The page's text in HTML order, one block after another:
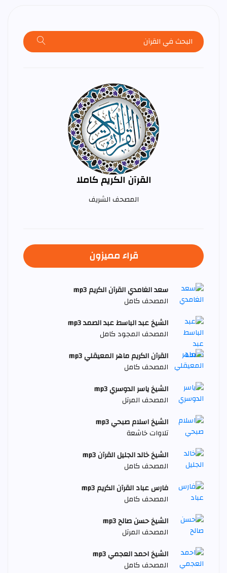
القرآن الكريم كاملا
المصحف الشريف
قراء مميزون
سعد الغامدي القرآن الكريم mp3
المصحف كامل
الشيخ عبد الباسط عبد الصمد mp3
المصحف المجود كامل
القرآن الكريم ماهر المعيقلي mp3
المصحف كامل
الشيخ ياسر الدوسري mp3
المصحف المرتل
الشيخ اسلام صبحي mp3
تلاوات خاشعة
الشيخ خالد الجليل القرآن mp3
المصحف كامل
فارس عباد القرآن الكريم mp3
المصحف كامل
الشيخ حسن صالح mp3
المصحف المرتل
الشيخ احمد العجمي mp3
المصحف كامل